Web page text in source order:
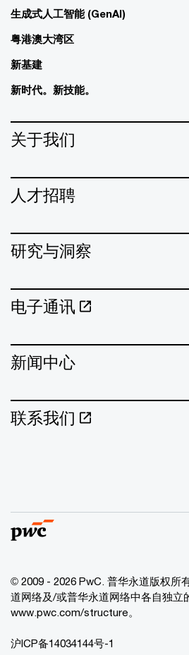
生成式人工智能 (GenAI)
粤港澳大湾区
新基建
新时代。新技能。
关于我们
人才招聘
研究与洞察
电子通讯
新闻中心
联系我们
© 2009 - 2026 PwC. 普华永道版权所
道网络及/或普华永道网络中各自独立
www.pwc.com/structure。
沪ICP备14034144号-1